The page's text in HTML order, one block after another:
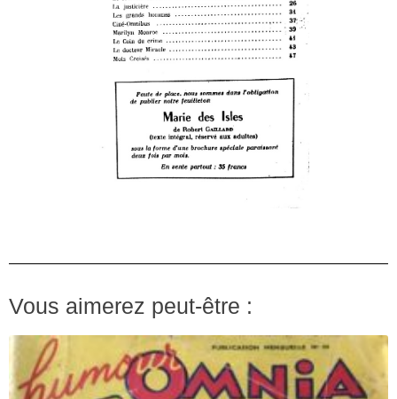
Vous aimerez peut-être :